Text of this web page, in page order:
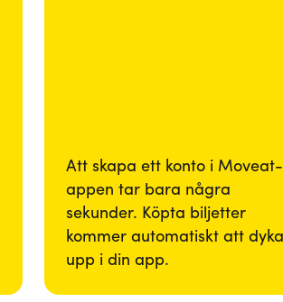
Att skapa ett konto i Moveat-
appen tar bara några
sekunder. Köpta biljetter
kommer automatiskt att dyka
upp i din app.